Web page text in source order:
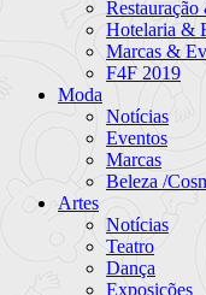
Hotelaria &
Marcas &
F4F 2019
Moda
Notícias
Eventos
Marcas
Beleza /
Artes
Notícias
Teatro
Dança
Exposições